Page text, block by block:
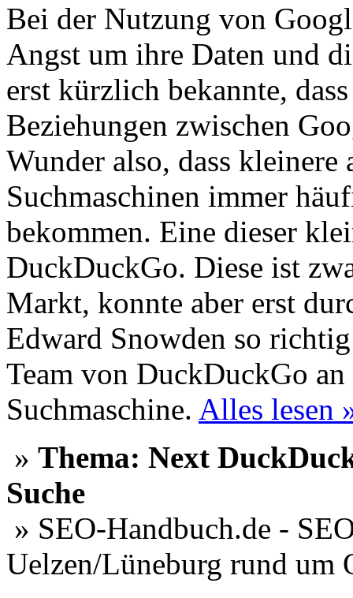
Bei der Nutzung von
Angst um ihre Daten und
erst kürzlich bekannte,
Beziehungen zwischen
Wunder also, dass
Suchmaschinen immer
bekommen. Eine dieser
DuckDuckGo. Diese ist
Markt, konnte aber erst
Edward Snowden so
Team von DuckDuckGo
Suchmaschine. Alles lesen
» Thema: Next
Suche
» SEO-Handbuch.de -
Uelzen/Lüneburg rund